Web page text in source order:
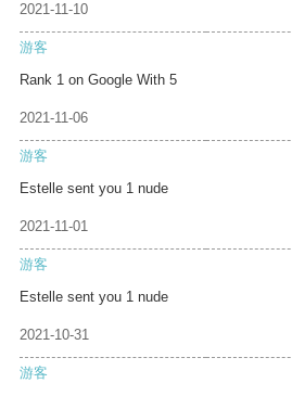
2021-11-10
游客
Rank 1 on Google With 5
2021-11-06
游客
Estelle sent you 1 nude
2021-11-01
游客
Estelle sent you 1 nude
2021-10-31
游客